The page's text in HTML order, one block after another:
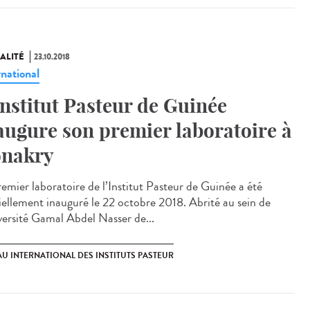
23.10.2018
Pasteur de Guinée
son premier laboratoire à
laboratoire de l’Institut Pasteur de Guinée a été
inauguré le 22 octobre 2018. Abrité au sein de
Gamal Abdel Nasser de...
INTERNATIONAL DES INSTITUTS PASTEUR